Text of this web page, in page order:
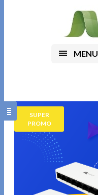
MENU
SUPER
PROMO